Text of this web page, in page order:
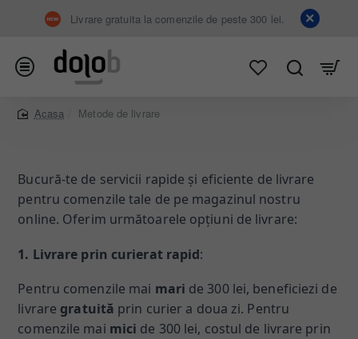
Livrare gratuita la comenzile de peste 300 lei.
Metode de livrare
Bucură-te de servicii rapide și eficiente de livrare
pentru comenzile tale de pe magazinul nostru
online. Oferim următoarele opțiuni de livrare:
1. Livrare prin curierat rapid:
Pentru comenzile mai mari de 300 lei, beneficiezi de
livrare gratuită prin curier a doua zi. Pentru
comenzile mai mici de 300 lei, costul de livrare prin